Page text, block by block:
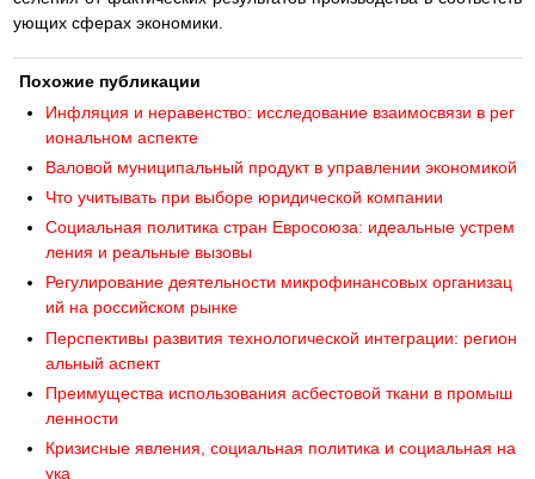
ующих сферах экономики.
Похожие публикации
Инфляция и неравенство: исследование взаимосвязи в рег
иональном аспекте
Валовой муниципальный продукт в управлении экономикой
Что учитывать при выборе юридической компании
Социальная политика стран Евросоюза: идеальные устрем
ления и реальные вызовы
Регулирование деятельности микрофинансовых организац
ий на российском рынке
Перспективы развития технологической интеграции: регион
альный аспект
Преимущества использования асбестовой ткани в промыш
ленности
Кризисные явления, социальная политика и социальная на
ука